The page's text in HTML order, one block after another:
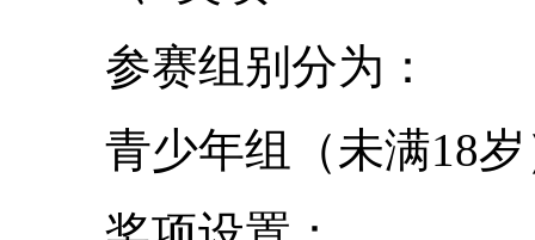
参赛组别分为：
青少年组（未满18岁